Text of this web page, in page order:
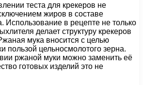
теста для крекеров не
жиров в составе
Использование в рецепте не только
делает структуру крекеров
мука вносится с целью
пользой цельносмолотого зерна.
ржаной муки можно заменить её
готовых изделий это не